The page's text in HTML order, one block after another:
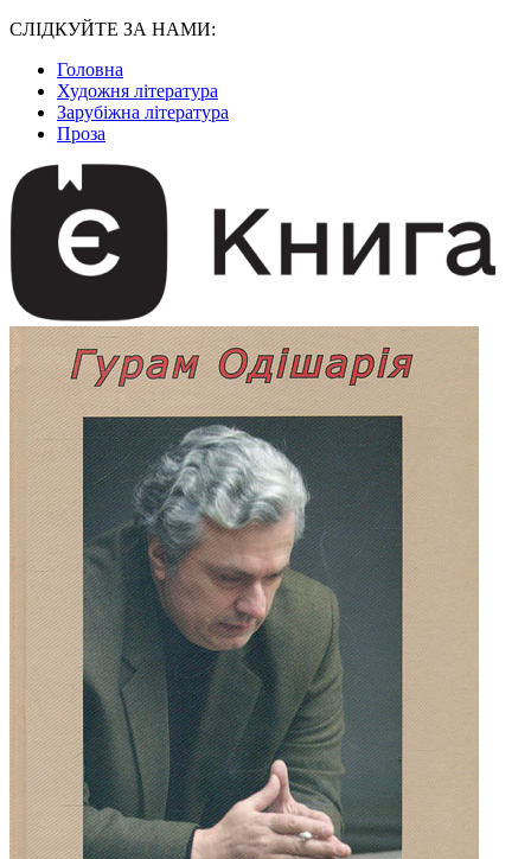
СЛІДКУЙТЕ ЗА НАМИ:
Головна
Художня література
Зарубіжна література
Проза